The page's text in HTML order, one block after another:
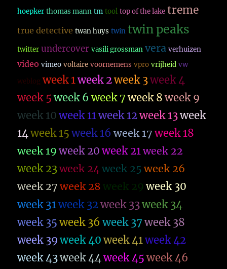
hoepker thomas mann tm tool top of the lake treme
true detective twan huys twin twin peaks
twitter undercover vasili grossman vera verhuizen
video vimeo voltaire voornemens vpro vrijheid vw
weblog week 1week 2week 3week 4
week 5 week 6 week 7 week 8 week 9
week 10 week 11week 12week 13week
14week 15 week 16 week 17 week 18
week 19 week 20 week 21week 22
week 23week 24week 25 week 26
week 27 week 28 week 29 week 30
week 31week 32week 33week 34
week 35 week 36 week 37 week 38
week 39 week 40 week 41week 42
week 43week 44week 45 week 46